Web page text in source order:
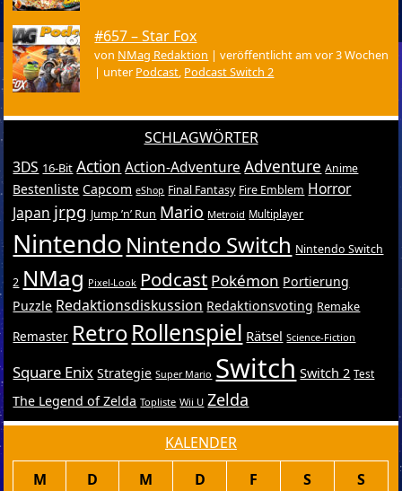
#657 – Star Fox
von NMag Redaktion |veröffentlicht am vor 3 Wochen
| unter Podcast, Podcast Switch 2
SCHLAGWÖRTER
3DS 16-Bit Action Action-Adventure Adventure Anime
Bestenliste Capcom eShop Final Fantasy Fire Emblem Horror
Japan jrpg Jump ’n’ Run Mario Metroid Multiplayer
Nintendo Nintendo Switch Nintendo Switch
2 NMag Pixel-Look Podcast Pokémon Portierung
Puzzle Redaktionsdiskussion Redaktionsvoting Remake
Remaster RetroRollenspiel Rätsel Science-Fiction
Square Enix Strategie Super Mario Switch Switch 2 Test
The Legend of Zelda Topliste Wii U Zelda
KALENDER
M D M D F S
S